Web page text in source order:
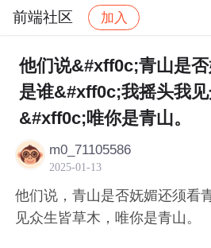
前端社区 加入
社区 前端社区 感慨
他们说&#xff0c;青山是
是谁&#xff0c;我摇头我
&#xff0c;唯你是青山。
m0_71105586
2025-01-13
他们说，青山是否妩媚还须看
见众生皆草木，唯你是青山。